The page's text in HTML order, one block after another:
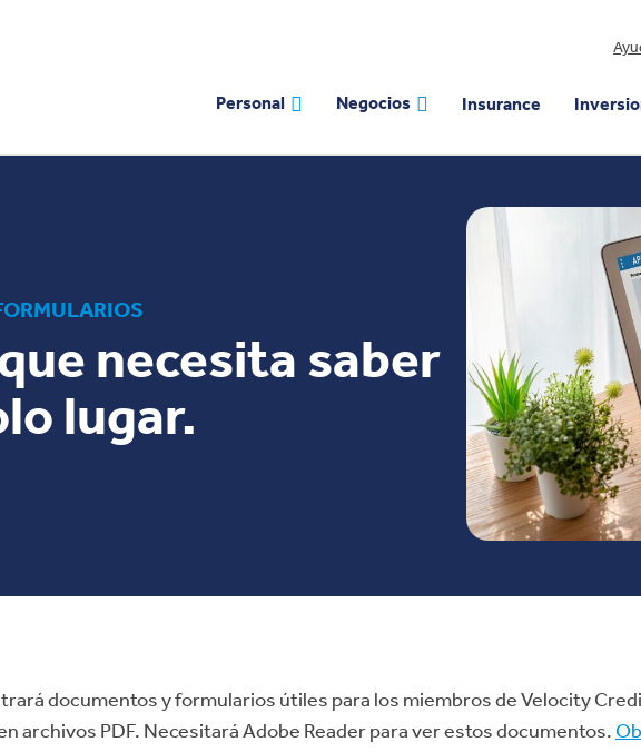
Personal Negocios Insurance
necesita saber
lugar.
documentos y formularios útiles para los miembros de Velocity
archivos PDF. Necesitará Adobe Reader para ver estos documentos.